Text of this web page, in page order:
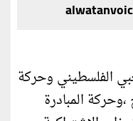
الفلسطيني وحركة
المبادرة